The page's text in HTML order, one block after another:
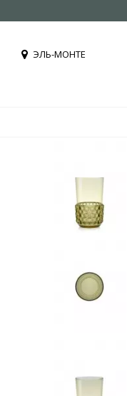
ЭЛЬ-МОНТЕ